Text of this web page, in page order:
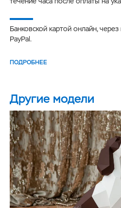
Банковской картой онлайн,
PayPal.
ПОДРОБНЕЕ
Другие модели